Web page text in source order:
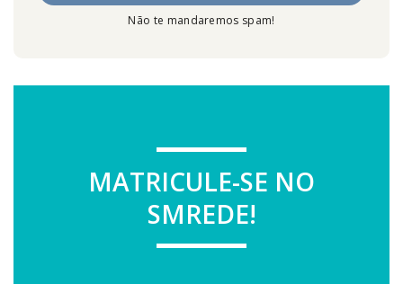
Não te mandaremos spam!
MATRICULE-SE NO
SMREDE!